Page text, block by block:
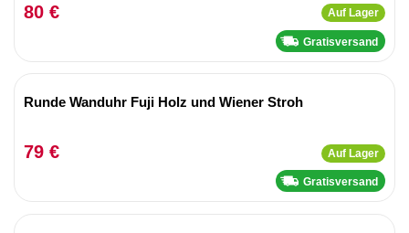
80 € Auf Lager
Gratisversand
Runde Wanduhr Fuji Holz und Wiener Stroh
79 € Auf Lager
Gratisversand